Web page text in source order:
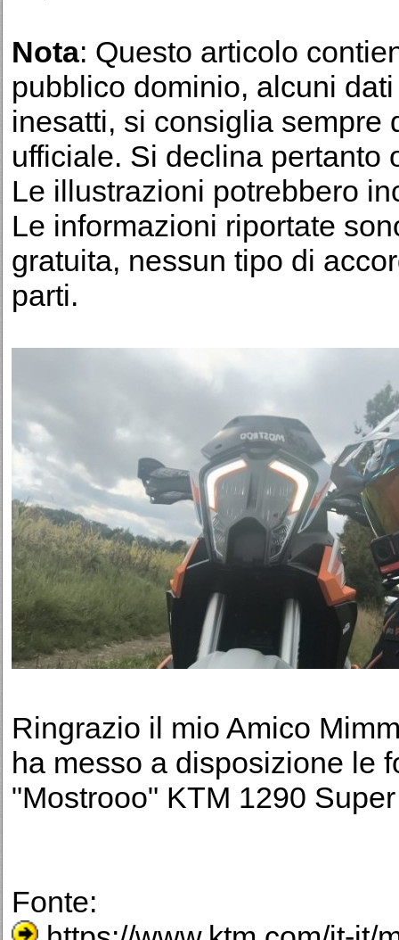
Nota: Questo articolo
pubblico dominio, alcuni
inesatti, si consiglia sempre
ufficiale. Si declina pertanto
Le illustrazioni potrebbero
Le informazioni riportate
gratuita, nessun tipo di
parti.
Ringrazio il mio Amico
ha messo a disposizione le
"Mostrooo" KTM 1290
Fonte: